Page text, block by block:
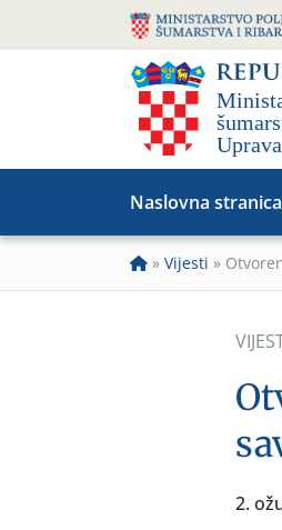
Naslovna stranica
» Vijesti »
2.